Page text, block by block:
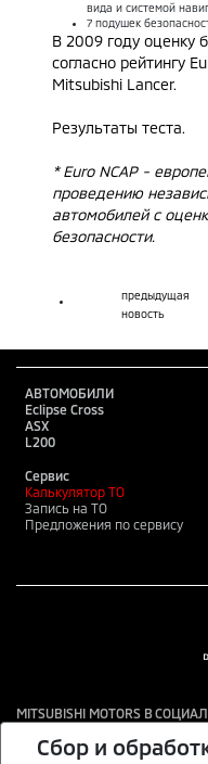
вида и системой
7 подушек
В 2009 году оценку
согласно рейтингу
Mitsubishi Lancer.
Результаты теста.
* Euro NCAP -
проведению
автомобилей с
безопасности.
предыдущая
новость
АВТОМОБИЛИ
Eclipse Cross
ASX
L200
Сервис
Калькулятор ТО
Запись на ТО
Предложения по сервису
MITSUBISHI MOTORS В
Сбор и